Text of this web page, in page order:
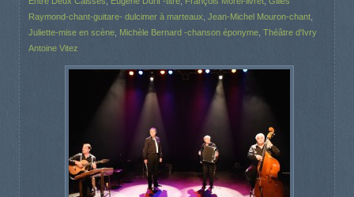
Raymond-chant-guitare- dulcimer à marteaux Jean-Michel Mouron-chant
Juliette-mise en scène Michèle Bernard -chanson éponyme Théâtre d'Ivry
Antoine Vitez